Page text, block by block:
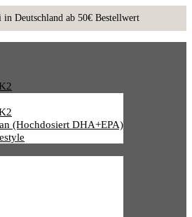
(hochdosiert DHA+EPA)
(hochdosiert DHA+EPA)